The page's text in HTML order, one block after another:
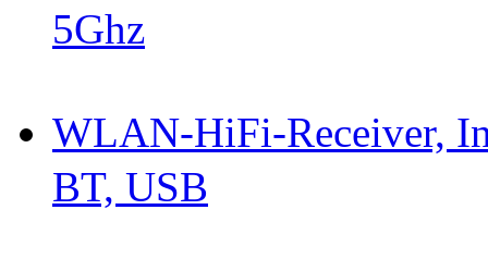
5Ghz
WLAN-HiFi-Receiver,
BT, USB